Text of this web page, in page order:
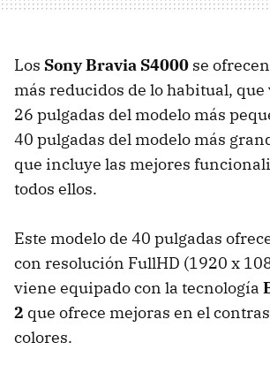
Los Sony Bravia S4000 se
más reducidos de lo habitual, que
26 pulgadas del modelo más
40 pulgadas del modelo más
que incluye las mejores
todos ellos.
Este modelo de 40 pulgadas
con resolución FullHD (1920 x
viene equipado con la tecnología
2 que ofrece mejoras en el
colores.